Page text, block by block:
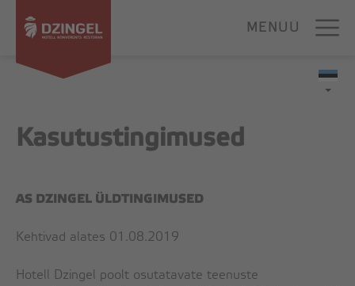
content
MAJUTUS
STANDARD
BUDGET
APARTMENTS
MENÜÜ
Kasutustingimused
AS DZINGEL ÜLDTINGIMUSED
Kehtivad alates 01.08.2019
Hotell Dzingel poolt osutatavate teenuste